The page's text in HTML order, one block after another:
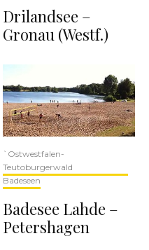
Drilandsee –
Gronau (Westf.)
`Ostwestfalen-
Teutoburgerwald
Badeseen
Badesee Lahde –
Petershagen